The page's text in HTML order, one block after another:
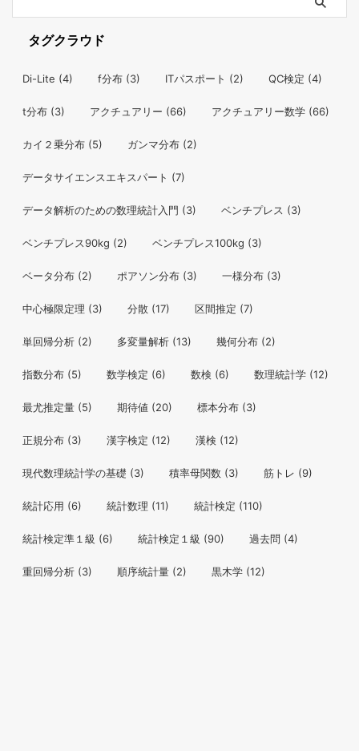
タグクラウド
Di-Lite (4) f分布 (3) ITパスポート (2) QC検定 (4)
t分布 (3) アクチュアリー (66) アクチュアリー数学 (66)
カイ２乗分布 (5) ガンマ分布 (2)
データサイエンスエキスパート (7)
データ解析のための数理統計入門 (3) ベンチプレス (3)
ベンチプレス90kg (2) ベンチプレス100kg (3)
ベータ分布 (2) ポアソン分布 (3) 一様分布 (3)
中心極限定理 (3) 分散 (17) 区間推定 (7)
単回帰分析 (2) 多変量解析 (13) 幾何分布 (2)
指数分布 (5) 数学検定 (6) 数検 (6) 数理統計学 (12)
最尤推定量 (5) 期待値 (20) 標本分布 (3)
正規分布 (3) 漢字検定 (12) 漢検 (12)
現代数理統計学の基礎 (3) 積率母関数 (3) 筋トレ (9)
統計応用 (6) 統計数理 (11) 統計検定 (110)
統計検定準１級 (6) 統計検定１級 (90) 過去問 (4)
重回帰分析 (3) 順序統計量 (2) 黒木学 (12)